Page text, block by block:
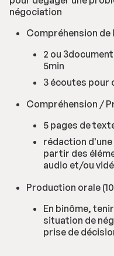
négociation
Compréhension de
2 ou
5min
3 écoutes pour
Compréhension /
5 pages de
rédaction d'une
partir des
audio et/ou
Production orale
En binôme,
situation de
prise de